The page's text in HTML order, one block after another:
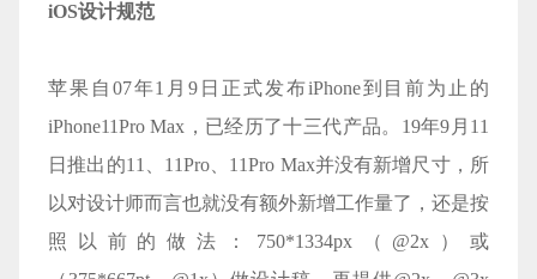
iOS设计规范
苹果自07年1月9日正式发布iPhone到目前为止的
iPhone11Pro Max，已经历了十三代产品。19年9月11
日推出的11、11Pro、11Pro Max并没有新增尺寸，所
以对设计师而言也就没有额外新增工作量了，还是按
照以前的做法：750*1334px（@2x）或